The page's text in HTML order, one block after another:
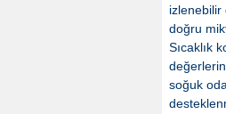
izlenebilir
doğru
Sıcaklık
soğuk